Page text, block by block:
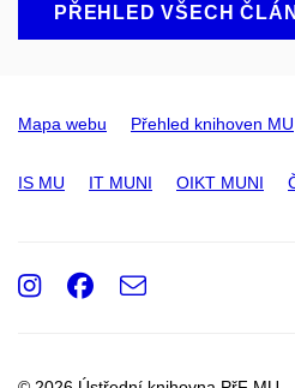
PŘEHLED VŠECH
Mapa webu Přehled knihoven MU
IS MU IT MUNI OIKT MUNI
Instagram
Facebook
e-